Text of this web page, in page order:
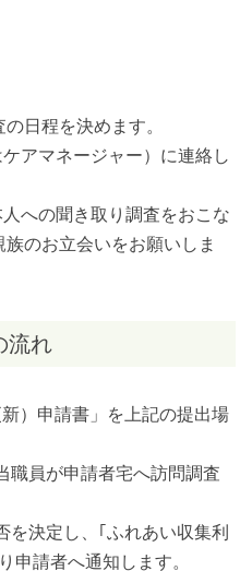
日程を決めます。
アマネージャー）に連絡し
への聞き取り調査をおこな
のお立会いをお願いしま
流れ
）申請書」を上記の提出場
職員が申請者宅へ訪問調査
を決定し、｢ふれあい収集利
申請者へ通知します。